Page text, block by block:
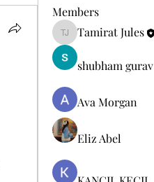
Members
Tamirat Jules
Tamirat Jules
shubham gurav
Ava Morgan
Eliz Abel